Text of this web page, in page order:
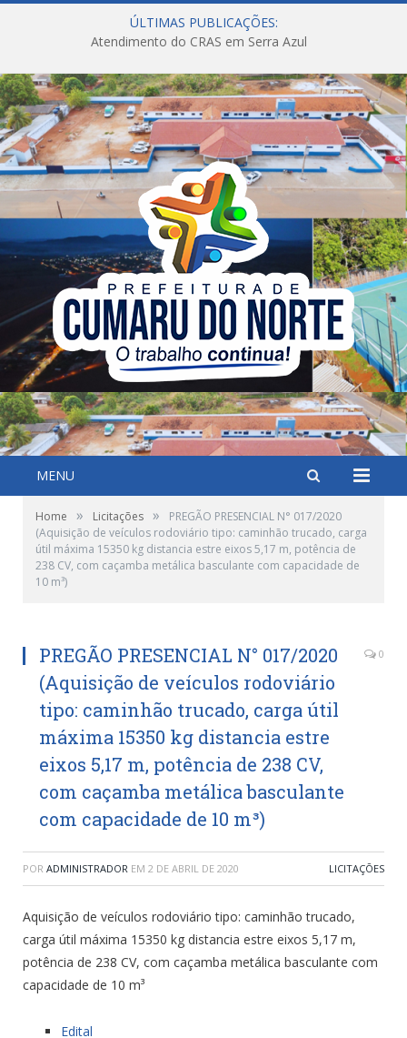
ÚLTIMAS PUBLICAÇÕES:
Atendimento do CRAS em Serra Azul
MENU
Home » Licitações »
PREGÃO PRESENCIAL N° 017/2020
(Aquisição de veículos rodoviário tipo: caminhão trucado, carga
útil máxima 15350 kg distancia estre eixos 5,17 m, potência de
238 CV, com caçamba metálica basculante com capacidade de
10 m³)
PREGÃO PRESENCIAL N° 017/2020
(Aquisição de veículos rodoviário
tipo: caminhão trucado, carga útil
máxima 15350 kg distancia estre
eixos 5,17 m, potência de 238 CV,
com caçamba metálica basculante
com capacidade de 10 m³)
0
POR ADMINISTRADOR EM 2 DE ABRIL DE 2020 LICITAÇÕES
Aquisição de veículos rodoviário tipo: caminhão trucado,
carga útil máxima 15350 kg distancia estre eixos 5,17 m,
potência de 238 CV, com caçamba metálica basculante com
capacidade de 10 m³
Edital